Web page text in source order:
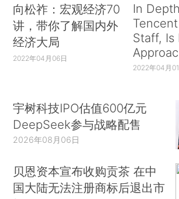
向松祚：宏观经济70
讲，带你了解国内外
经济大局
2022年04月06日
In
Staff, Is
2022年04月
宇树科技IPO估值600亿元
DeepSeek参与战略配售
2026年08月06日
贝恩资本宣布收购贡茶 在中
国大陆无法注册商标后退出市